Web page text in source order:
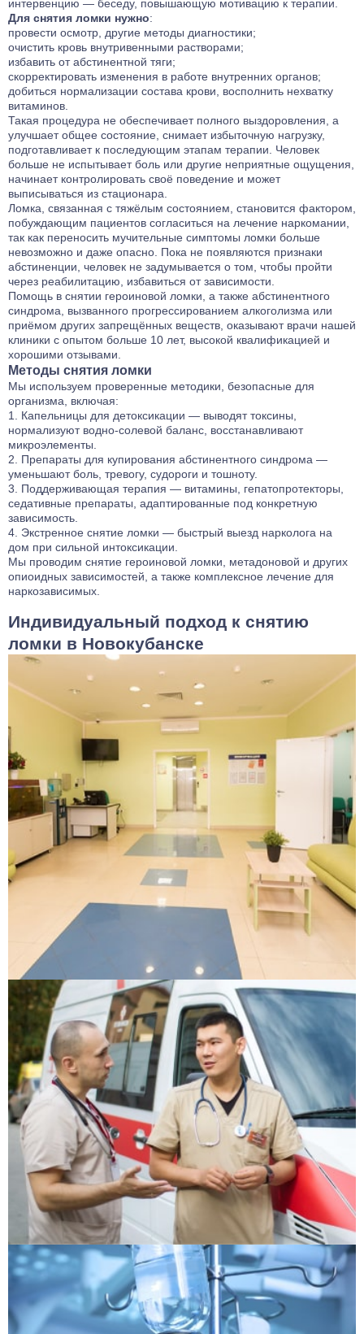
интервенцию — беседу, повышающую мотивацию к терапии.
Для снятия ломки нужно:
провести осмотр, другие методы диагностики;
очистить кровь внутривенными растворами;
избавить от абстинентной тяги;
скорректировать изменения в работе внутренних органов;
добиться нормализации состава крови, восполнить нехватку
витаминов.
Такая процедура не обеспечивает полного выздоровления, а
улучшает общее состояние, снимает избыточную нагрузку,
подготавливает к последующим этапам терапии. Человек
больше не испытывает боль или другие неприятные ощущения,
начинает контролировать своё поведение и может
выписываться из стационара.
Ломка, связанная с тяжёлым состоянием, становится фактором,
побуждающим пациентов согласиться на лечение наркомании
так как переносить мучительные симптомы ломки больше
невозможно и даже опасно. Пока не появляются признаки
абстиненции, человек не задумывается о том, чтобы пройти
через реабилитацию, избавиться от зависимости.
Помощь в снятии героиновой ломки, а также абстинентного
синдрома, вызванного прогрессированием алкоголизма или
приёмом других запрещённых веществ, оказывают врачи нашей
клиники с опытом больше 10 лет, высокой квалификацией и
хорошими отзывами.
Методы снятия ломки
Мы используем проверенные методики, безопасные для
организма, включая:
Капельницы для детоксикации — выводят токсины,
нормализуют водно-солевой баланс, восстанавливают
микроэлементы.
Препараты для купирования абстинентного синдрома —
уменьшают боль, тревогу, судороги и тошноту.
Поддерживающая терапия — витамины, гепатопротекторы,
седативные препараты, адаптированные под конкретную
зависимость.
Экстренное снятие ломки — быстрый выезд нарколога на
дом при сильной интоксикации.
Мы проводим снятие героиновой ломки, метадоновой и других
опиоидных зависимостей, а также комплексное лечение для
наркозависимых.
Индивидуальный подход к снятию
ломки в Новокубанске